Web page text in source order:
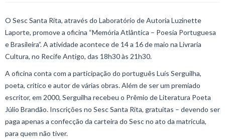
O Sesc Santa Rita, através do Laboratório de Autoria Luzinette
Laporte, promove a oficina “Memória Atlântica – Poesia Portuguesa
e Brasileira”. A atividade acontece de 14 a 16 de maio na Livraria
Cultura, no Recife Antigo, das 18h30 às 21h30.
A oficina conta com a participação do português Luís Serguilha,
poeta, crítico e autor de várias obras. Além de ser um premiado
escritor, em 2000, Serguilha recebeu o Prêmio de Literatura Poeta
Júlio Brandão. Inscrições no Sesc Santa Rita, gratuitas – devendo ser
paga apenas a confecção da carteira do Sesc no ato da matrícula,
para quem não tiver.